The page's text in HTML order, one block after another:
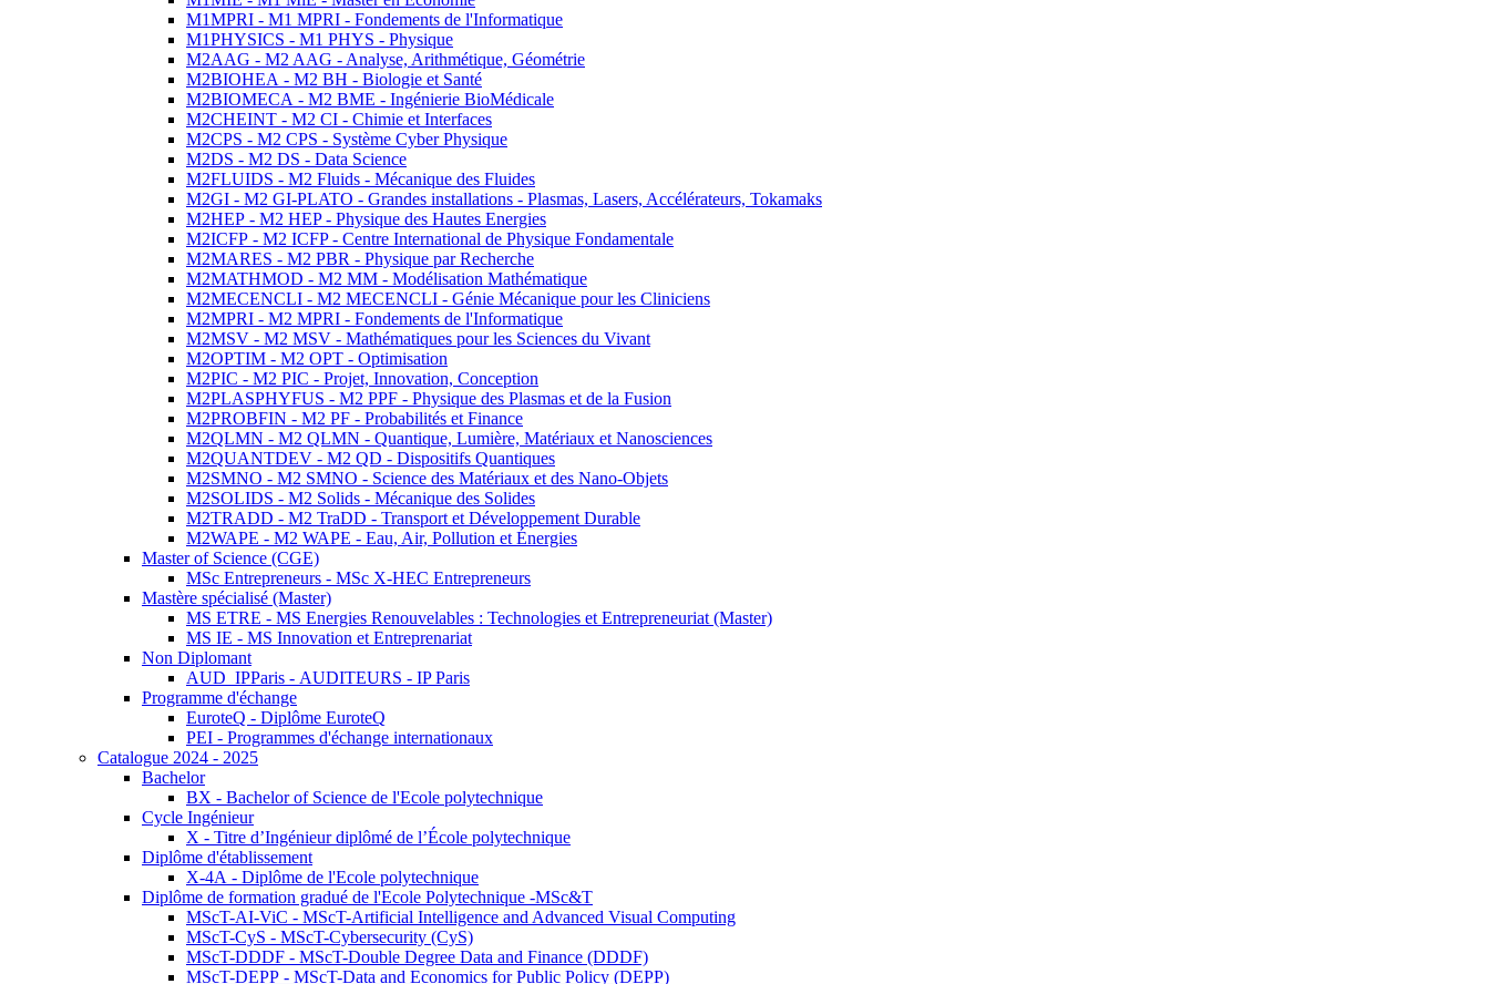
M1MPRI - M1 MPRI - Fondements de l'Informatique
M1PHYSICS - M1 PHYS - Physique
M2AAG - M2 AAG - Analyse, Arithmétique, Géométrie
M2BIOHEA - M2 BH - Biologie et Santé
M2BIOMECA - M2 BME - Ingénierie BioMédicale
M2CHEINT - M2 CI - Chimie et Interfaces
M2CPS - M2 CPS - Système Cyber Physique
M2DS - M2 DS - Data Science
M2FLUIDS - M2 Fluids - Mécanique des Fluides
M2GI - M2 GI-PLATO - Grandes installations - Plasmas, Lasers, Accélérateurs, Tokamaks
M2HEP - M2 HEP - Physique des Hautes Energies
M2ICFP - M2 ICFP - Centre International de Physique Fondamentale
M2MARES - M2 PBR - Physique par Recherche
M2MATHMOD - M2 MM - Modélisation Mathématique
M2MECENCLI - M2 MECENCLI - Génie Mécanique pour les Cliniciens
M2MPRI - M2 MPRI - Fondements de l'Informatique
M2MSV - M2 MSV - Mathématiques pour les Sciences du Vivant
M2OPTIM - M2 OPT - Optimisation
M2PIC - M2 PIC - Projet, Innovation, Conception
M2PLASPHYFUS - M2 PPF - Physique des Plasmas et de la Fusion
M2PROBFIN - M2 PF - Probabilités et Finance
M2QLMN - M2 QLMN - Quantique, Lumière, Matériaux et Nanosciences
M2QUANTDEV - M2 QD - Dispositifs Quantiques
M2SMNO - M2 SMNO - Science des Matériaux et des Nano-Objets
M2SOLIDS - M2 Solids - Mécanique des Solides
M2TRADD - M2 TraDD - Transport et Développement Durable
M2WAPE - M2 WAPE - Eau, Air, Pollution et Énergies
Master of Science (CGE)
MSc Entrepreneurs - MSc X-HEC Entrepreneurs
Mastère spécialisé (Master)
MS ETRE - MS Energies Renouvelables : Technologies et Entrepreneuriat (Master)
MS IE - MS Innovation et Entreprenariat
Non Diplomant
AUD_IPParis - AUDITEURS - IP Paris
Programme d'échange
EuroteQ - Diplôme EuroteQ
PEI - Programmes d'échange internationaux
Catalogue 2024 - 2025
Bachelor
BX - Bachelor of Science de l'Ecole polytechnique
Cycle Ingénieur
X - Titre d’Ingénieur diplômé de l’École polytechnique
Diplôme d'établissement
X-4A - Diplôme de l'Ecole polytechnique
Diplôme de formation gradué de l'Ecole Polytechnique -MSc&T
MScT-AI-ViC - MScT-Artificial Intelligence and Advanced Visual Computing
MScT-CyS - MScT-Cybersecurity (CyS)
MScT-DDDF - MScT-Double Degree Data and Finance (DDDF)
MScT-DEPP - MScT-Data and Economics for Public Policy (DEPP)